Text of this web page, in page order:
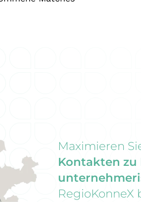
Maximieren
Kontakten zu
RegioKonneX